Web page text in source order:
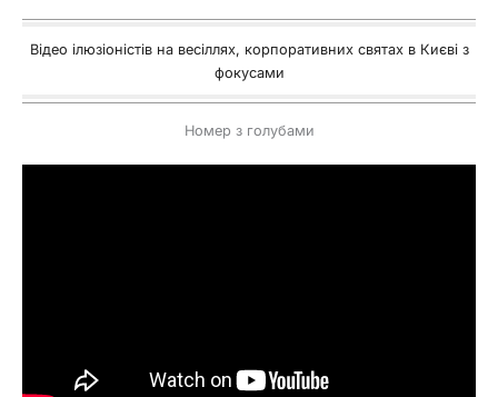
Відео ілюзіоністів на весіллях, корпоративних святах в Києві з
фокусами
Номер з голубами